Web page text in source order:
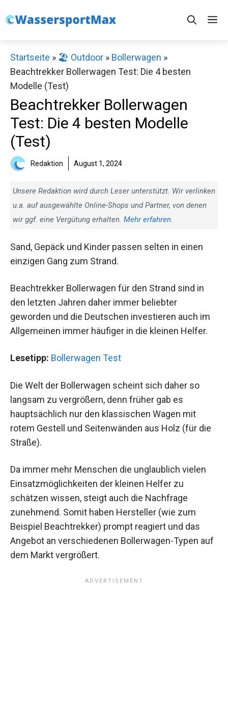
Inhalt
Startseite » 🏖️ Outdoor » Bollerwagen »
Beachtrekker Bollerwagen Test: Die 4 besten
Modelle (Test)
Beachtrekker Bollerwagen
Test: Die 4 besten Modelle
(Test)
Redaktion August 1, 2024
Unsere Redaktion wird durch Leser unterstützt. Wir verlinken
u.a. auf ausgewählte Online-Shops und Partner, von denen
wir ggf. eine Vergütung erhalten. Mehr erfahren.
Sand, Gepäck und Kinder passen selten in einen
einzigen Gang zum Strand.
Beachtrekker Bollerwagen für den Strand sind in
den letzten Jahren daher immer beliebter
geworden und die Deutschen investieren auch im
Allgemeinen immer häufiger in die kleinen Helfer.
Lesetipp: Bollerwagen Test
Die Welt der Bollerwagen scheint sich daher so
langsam zu vergrößern, denn früher gab es
hauptsächlich nur den klassischen Wagen mit
rotem Gestell und Seitenwänden aus Holz (für die
Straße).
Da immer mehr Menschen die unglaublich vielen
Einsatzmöglichkeiten der kleinen Helfer zu
schätzen wissen, steigt auch die Nachfrage
zunehmend. Somit haben Hersteller (wie zum
Beispiel Beachtrekker) prompt reagiert und das
Angebot an verschiedenen Bollerwagen-Typen auf
dem Markt vergrößert.